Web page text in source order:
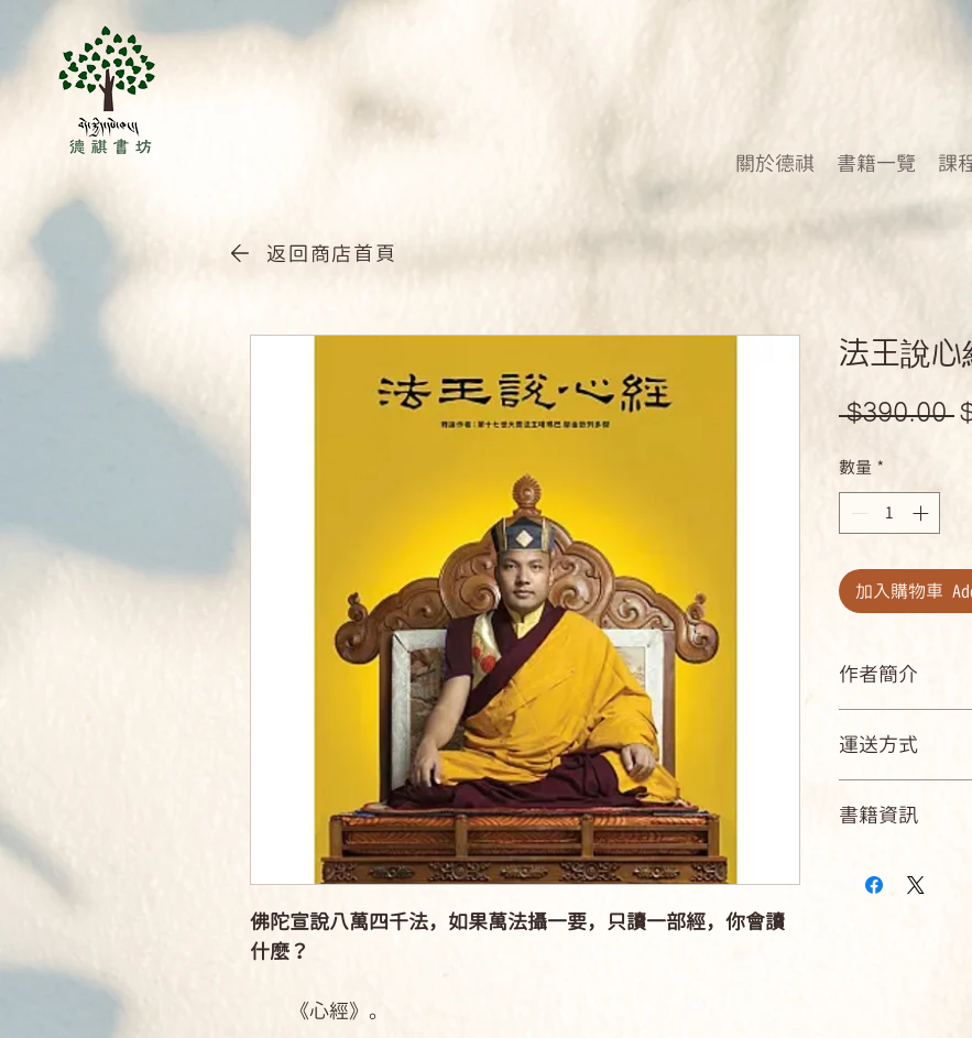
關於德祺 書籍一覽 課
返回商店首頁
佛陀宣說八萬四千法，如果萬法攝一要，只讀一部經，你會讀
什麼？
《心經》。
法王說心
$390.00
數量 *
加入購物車
作者簡介
袖——第十七世噶
已有九百年歷
的轉世傳承。西
運送方式
國內店到店可取
海外：可航運可
書籍資訊
規格：精裝 /